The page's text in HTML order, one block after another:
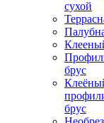
сухой
брус
брус